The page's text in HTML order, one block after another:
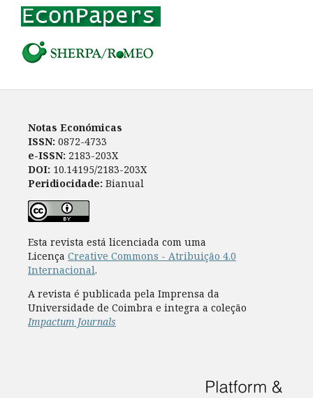
Notas Económicas
ISSN: 0872-4733
e-ISSN: 2183-203X
DOI: 10.14195/2183-203X
Peridiocidade: Bianual
Esta revista está licenciada com uma
Licença Creative Commons - Atribuição 4.0
Internacional.
A revista é publicada pela Imprensa da
Universidade de Coimbra e integra a coleção
Impactum Journals